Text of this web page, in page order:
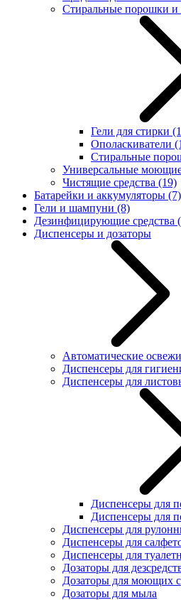
Стиральные порошки и
Гели для стирки
Ополаскиватели
Стиральные
Универсальные моющие
Чистящие средства (19)
Батарейки и аккумуляторы (7)
Гели и шампуни (8)
Дезинфицирующие средства
Диспенсеры и дозаторы
Автоматические
Диспенсеры для
Диспенсеры для
Диспенсеры для
Диспенсеры для
Диспенсеры для
Диспенсеры для
Диспенсеры для
Дозаторы для
Дозаторы для моющих
Дозаторы для мыла